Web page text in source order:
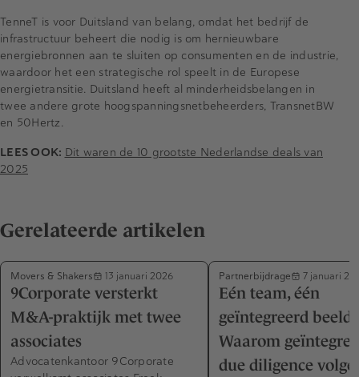
TenneT is voor Duitsland van belang, omdat het bedrijf de
infrastructuur beheert die nodig is om hernieuwbare
energiebronnen aan te sluiten op consumenten en de industrie,
waardoor het een strategische rol speelt in de Europese
energietransitie. Duitsland heeft al minderheidsbelangen in
twee andere grote hoogspanningsnetbeheerders, TransnetBW
en 50Hertz.
LEES OOK: Dit waren de 10 grootste Nederlandse deals van
2025
Gerelateerde artikelen
Movers & Shakers 13 januari 2026
9Corporate versterkt
M&A-praktijk met twee
associates
Advocatenkantoor 9Corporate
Partnerbijdrage 7 januari
Eén team, één
geïntegreerd beeld
Waarom
due diligence